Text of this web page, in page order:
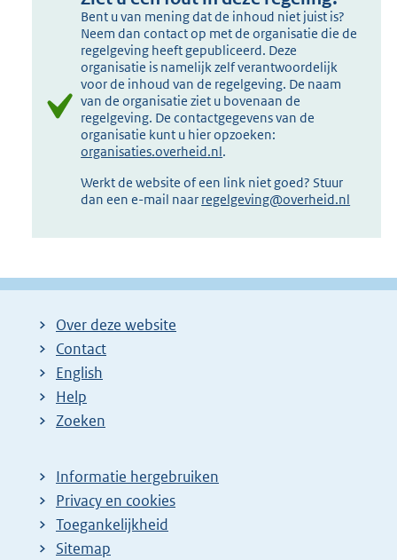
Bent u van mening dat de inhoud niet juist is?
Neem dan contact op met de organisatie die de
regelgeving heeft gepubliceerd. Deze
organisatie is namelijk zelf verantwoordelijk
voor de inhoud van de regelgeving. De naam
van de organisatie ziet u bovenaan de
regelgeving. De contactgegevens van de
organisatie kunt u hier opzoeken:
organisaties.overheid.nl.
Werkt de website of een link niet goed? Stuur
dan een e-mail naar regelgeving@overheid.nl
Over deze website
Contact
English
Help
Zoeken
Informatie hergebruiken
Privacy en cookies
Toegankelijkheid
Sitemap